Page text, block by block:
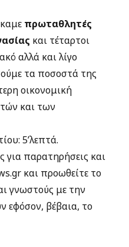
πρωταθλητές
και τέταρτοι
αλλά και λίγο
τα ποσοστά της
οικονομική
και των
5’λεπτά.
για παρατηρήσεις και
και προωθείτε το
γνωστούς με την
εφόσον, βέβαια, το